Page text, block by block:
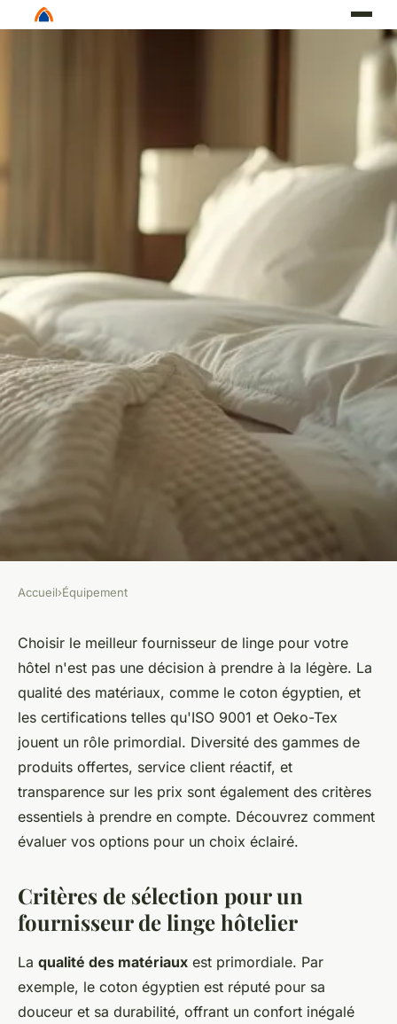
ÉQUIPEMENT
Comment choisir le meilleur
fournisseur linge hotellerie
Mya•23 juin 2024 •2 min de lecture
Accueil›Équipement
Choisir le meilleur fournisseur de linge pour votre
hôtel n'est pas une décision à prendre à la légère. La
qualité des matériaux, comme le coton égyptien, et
les certifications telles qu'ISO 9001 et Oeko-Tex
jouent un rôle primordial. Diversité des gammes de
produits offertes, service client réactif, et
transparence sur les prix sont également des critères
essentiels à prendre en compte. Découvrez comment
évaluer vos options pour un choix éclairé.
Critères de sélection pour un
fournisseur de linge hôtelier
La qualité des matériaux est primordiale. Par
exemple, le coton égyptien est réputé pour sa
douceur et sa durabilité, offrant un confort inégalé